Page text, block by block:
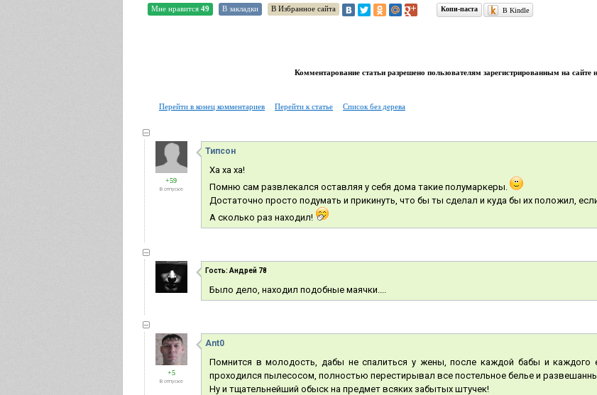
Мне нравится 49 В закладки В Избранное сайта В Kindle
Копи-паста
Комментарование статьи разрешено пользователям зарегистрированным на сайте
Перейти в конец комментариев Перейти к статье Список без дерева
+59
В отпуске
Типсон
Ха ха ха!
Помню сам развлекался оставляя у себя дома такие полумаркеры.
Достаточно просто подумать и прикинуть, что бы ты сделал и куда бы их положил,
А сколько раз находил!
Гость: Андрей 78
Было дело, находил подобные маячки....
+5
В отпуске
Ant0
Помнится в молодость, дабы не спалиться у жены, после каждой бабы и каждого
проходился пылесосом, полностью перестирывал все постельное белье и
Ну и тщательнейший обыск на предмет всяких забытых штучек!